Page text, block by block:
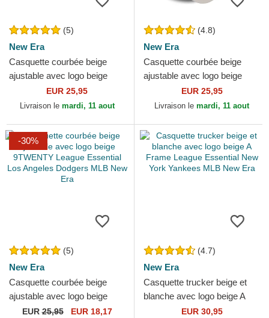
(5)
New Era
Casquette courbée beige
ajustable avec logo beige
9FORTY League Essential
New York Yankees MLB...
EUR 25,95
Livraison le mardi, 11 aout
(4.8)
New Era
Casquette courbée beige
ajustable avec logo beige
9FORTY League Essential
Poly New York Yankees...
EUR 25,95
Livraison le mardi, 11 aout
-30%
(5)
New Era
Casquette courbée beige
ajustable avec logo beige
9TWENTY League Essential
EUR25,95 EUR 18,17
(4.7)
New Era
Casquette trucker beige et
blanche avec logo beige A
Frame League Essential New
EUR 30,95